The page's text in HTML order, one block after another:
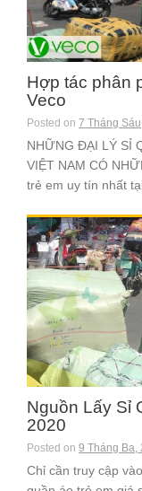
Hợp tác phân
Veco
Posted on 7 Tháng
NHỮNG ĐẠI LÝ SỈ
VIỆT NAM CÓ
trẻ em uy tín nhất
Nguồn Lấy Sỉ
2020
Posted on 9 Tháng Ba,
Chỉ cần truy cập